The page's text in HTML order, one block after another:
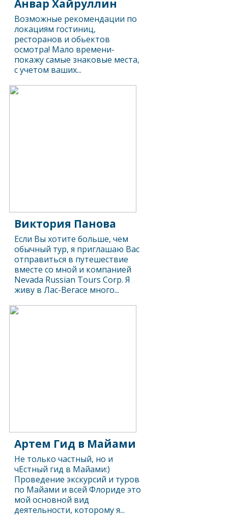
Анвар Хайруллин
Возможные рекомендации по
локациям гостиниц,
ресторанов и обьектов
осмотра! Мало времени-
покажу самые знаковые места,
с учетом ваших...
Виктория Панова
Если Вы хотите больше, чем
обычный тур, я приглашаю Вас
отправиться в путешествие
вместе со мной и компанией
Nevada Russian Tours Corp. Я
живу в Лас-Вегасе много...
Артем Гид в Майами
Не только частный, но и
чЕстный гид в Майами:)
Проведение экскурсий и туров
по Майами и всей Флориде это
мой основной вид
деятельности, которому я...